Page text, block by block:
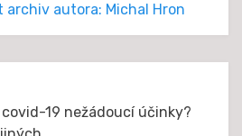
archiv autora: Michal Hron
19 nežádoucí účinky?